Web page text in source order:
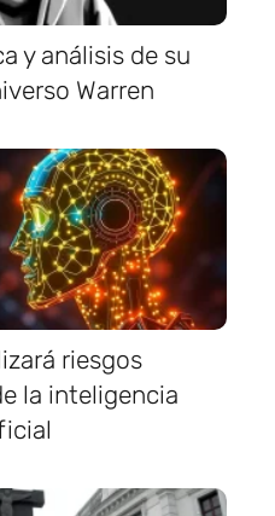
y análisis de su
Warren
riesgos
la inteligencia